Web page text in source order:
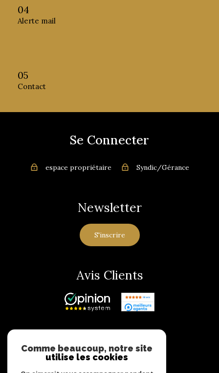
04
Alerte mail
05
Contact
Se Connecter
espace propriétaire Syndic/Gérance
Newsletter
S'inscrire
Avis Clients
Adhérents
Comme beaucoup, notre site
utilise les cookies